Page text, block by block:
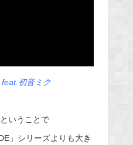
初音ミク
いうことで
」シリーズよりも大き